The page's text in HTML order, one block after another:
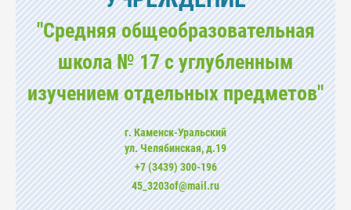
"Средняя общеобразовательная
школа № 17 с углубленным
изучением отдельных предметов"
г. Каменск-Уральский
ул. Челябинская, д.19
+7 (3439) 300-196
45_3203of@mail.ru